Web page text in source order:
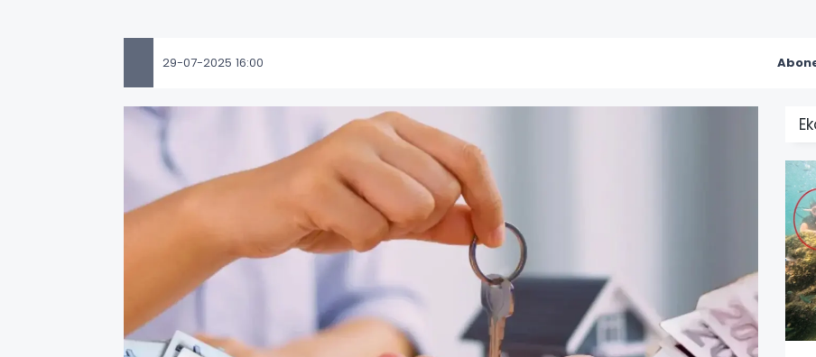
29-07-2025 16:00